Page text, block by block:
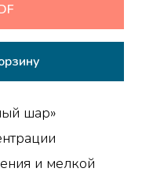
шар»
и мелкой